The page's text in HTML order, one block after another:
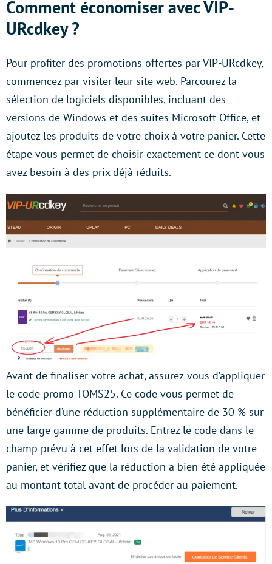
Comment économiser avec VIP-
URcdkey ?
Pour profiter des promotions offertes par VIP-URcdkey,
commencez par visiter leur site web. Parcourez la
sélection de logiciels disponibles, incluant des
versions de Windows et des suites Microsoft Office, et
ajoutez les produits de votre choix à votre panier. Cette
étape vous permet de choisir exactement ce dont vous
avez besoin à des prix déjà réduits.
Avant de finaliser votre achat, assurez-vous d’appliquer
le code promo TOMS25. Ce code vous permet de
bénéficier d’une réduction supplémentaire de 30 % sur
une large gamme de produits. Entrez le code dans le
champ prévu à cet effet lors de la validation de votre
panier, et vérifiez que la réduction a bien été appliquée
au montant total avant de procéder au paiement.